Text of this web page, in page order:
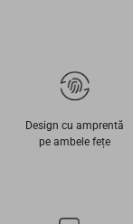
Design cu amprentă
pe ambele fețe